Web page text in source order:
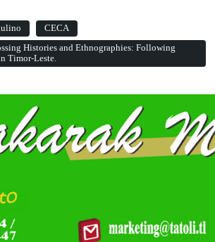
CECA
Histories and Ethnographies: Following
Timor-Leste.